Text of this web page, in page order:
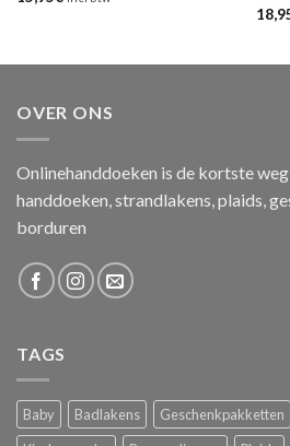
OVER ONS
Onlinehanddoeken is de kortste
handdoeken, strandlakens, plaids,
borduren
TAGS
Baby Badlakens Geschenkpakketten